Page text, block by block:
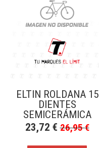
ELTIN ROLDANA 15
DIENTES
SEMICERÁMICA
23,72 € 26,95€